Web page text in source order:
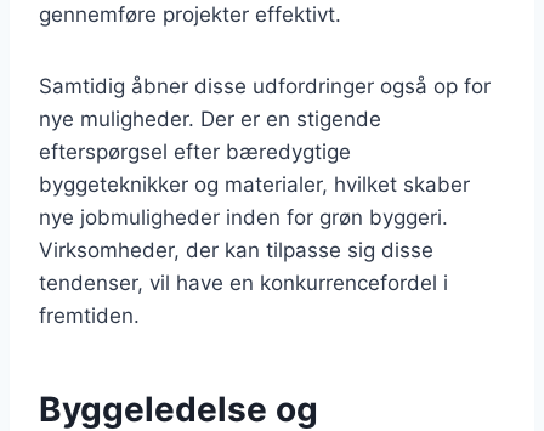
gennemføre projekter effektivt.
Samtidig åbner disse udfordringer også op for
nye muligheder. Der er en stigende
efterspørgsel efter bæredygtige
byggeteknikker og materialer, hvilket skaber
nye jobmuligheder inden for grøn byggeri.
Virksomheder, der kan tilpasse sig disse
tendenser, vil have en konkurrencefordel i
fremtiden.
Byggeledelse og